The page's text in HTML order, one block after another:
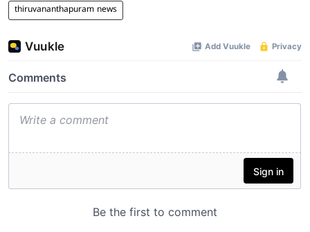
thiruvananthapuram news